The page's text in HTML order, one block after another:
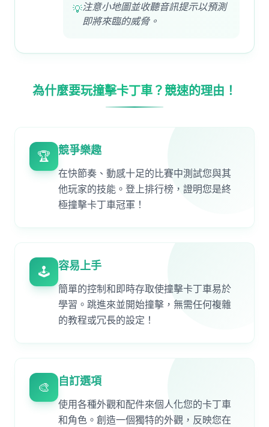
💡注意小地圖並收聽音訊提示以預測
即將來臨的威脅。
為什麼要玩撞擊卡丁車？競速的理由！
🏆 競爭樂趣
在快節奏、動感十足的比賽中測試您與其
他玩家的技能。登上排行榜，證明您是終
極撞擊卡丁車冠軍！
🕹️ 容易上手
簡單的控制和即時存取使撞擊卡丁車易於
學習。跳進來並開始撞擊，無需任何複雜
的教程或冗長的設定！
🎨 自訂選項
使用各種外觀和配件來個人化您的卡丁車
和角色。創造一個獨特的外觀，反映您在